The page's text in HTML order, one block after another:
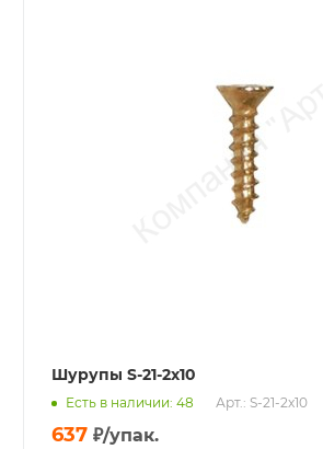
Шурупы S-21-2x10
Есть в наличии: 48 Арт.: S-21-2x10
637 ₽/упак.